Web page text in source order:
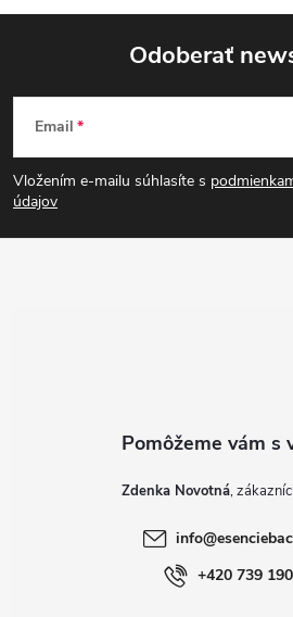
Z
á
p
Odoberať
Email
Vložením e-mailu súhlasíte s
údajov
Zdenka Novotná
info@
+420 739